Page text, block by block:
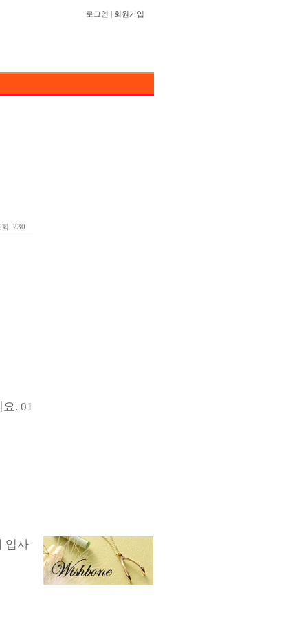
로그인 회원가입
회: 230
. 01
입사